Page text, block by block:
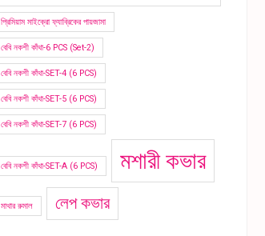
প্রিমিয়াম মাইক্রো ফ্যাব্রিকের পায়জামা
বেবি নকশী কাঁথা-6 PCS (Set-2)
বেবি নকশী কাঁথা-SET-4 (6 PCS)
বেবি নকশী কাঁথা-SET-5 (6 PCS)
বেবি নকশী কাঁথা-SET-7 (6 PCS)
বেবি নকশী কাঁথা-SET-A (6 PCS) মশারী কভার
মাথার রুমাল লেপ কভার